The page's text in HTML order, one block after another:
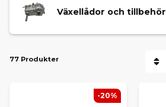
Växellådor och tillbehör
77 Produkter
-20%